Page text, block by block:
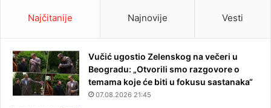
Najčitanije Najnovije Vesti
Vučić ugostio Zelenskog na večeri u
Beogradu: „Otvorili smo razgovore o
temama koje će biti u fokusu sastanaka“
07.08.2026 21:45